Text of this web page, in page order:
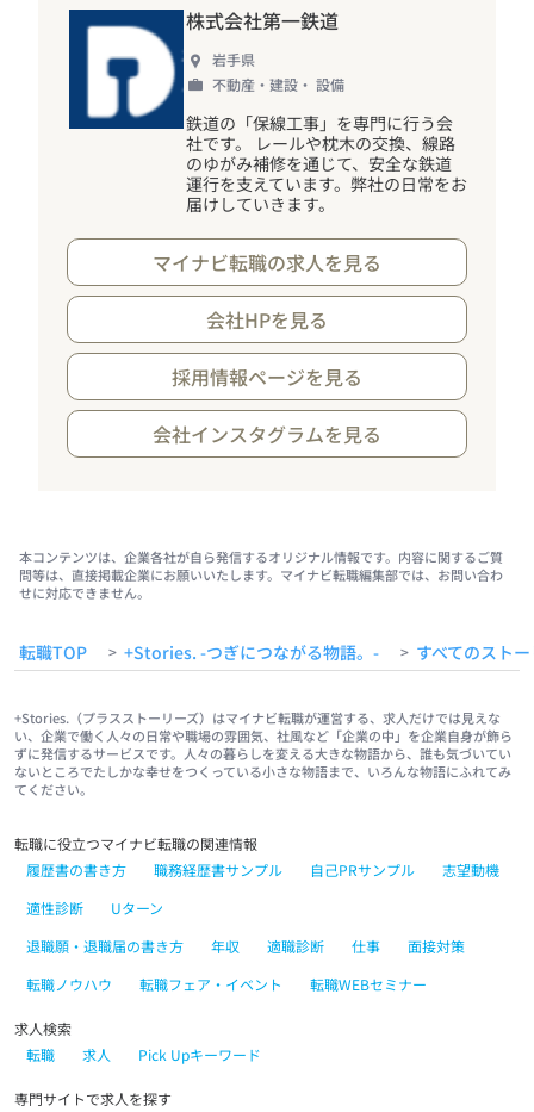
株式会社第一鉄道
岩手県
不動産・建設・ 設備
鉄道の「保線工事」を専門に行う会
社です。 レールや枕木の交換、線路
のゆがみ補修を通じて、安全な鉄道
運行を支えています。弊社の日常をお
届けしていきます。
マイナビ転職の求人を見る
会社HPを見る
採用情報ページを見る
会社インスタグラムを見る
本コンテンツは、企業各社が自ら発信するオリジナル情報です。内容に関するご質
問等は、直接掲載企業にお願いいたします。マイナビ転職編集部では、お問い合わ
せに対応できません。
転職TOP > +Stories. -つぎにつながる物語。- > すべてのスト
+Stories.（プラスストーリーズ）はマイナビ転職が運営する、求人だけでは見えな
い、企業で働く人々の日常や職場の雰囲気、社風など「企業の中」を企業自身が飾ら
ずに発信するサービスです。人々の暮らしを変える大きな物語から、誰も気づいてい
ないところでたしかな幸せをつくっている小さな物語まで、いろんな物語にふれてみ
てください。
転職に役立つマイナビ転職の関連情報
履歴書の書き方
職務経歴書サンプル 自己PRサンプル
志望動機
適性診断
Uターン
退職願・退職届の書き方
年収 適職診断 仕事
面接対策
転職ノウハウ
転職フェア・イベント 転職WEBセミナー
求人検索
転職
求人 Pick Upキーワード
専門サイトで求人を探す